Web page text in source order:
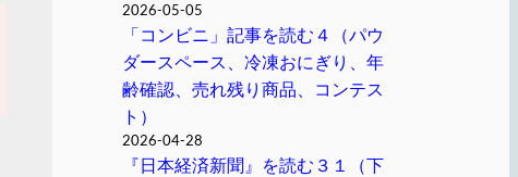
2026-05-05
「コンビニ」記事を読む４（パウ
ダースペース、冷凍おにぎり、年
齢確認、売れ残り商品、コンテス
ト）
2026-04-28
『日本経済新聞』を読む３１（下